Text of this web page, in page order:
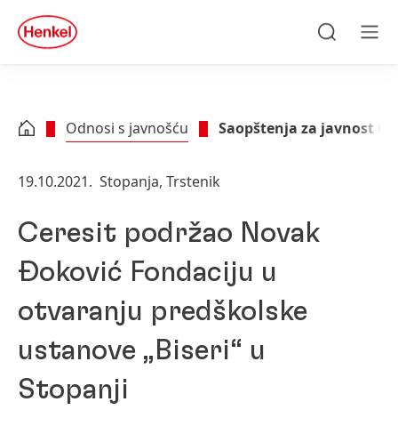
Skip to footer
quick
search
Odnosi s javnošću Saopštenja za javnost i
19.10.2021. Stopanja, Trstenik
Ceresit podržao Novak
Đoković Fondaciju u
otvaranju predškolske
ustanove „Biseri“ u
Stopanji